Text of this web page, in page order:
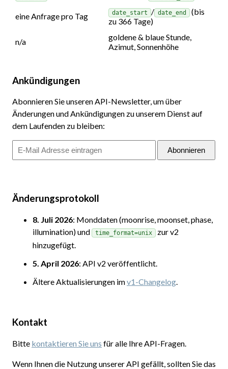
eine Anfrage pro Tag date_start / date_end
(bis
zu 366 Tage)
n/a
goldene & blaue Stunde,
Azimut, Sonnenhöhe
Ankündigungen
Abonnieren Sie unseren API-Newsletter, um über
Änderungen und Ankündigungen zu unserem Dienst auf
dem Laufenden zu bleiben:
Abonnieren
Änderungsprotokoll
8. Juli 2026: Monddaten (moonrise, moonset, phase,
illumination) und
time_format=unix
zur v2
hinzugefügt.
5. April 2026: API v2 veröffentlicht.
Ältere Aktualisierungen imv1-Changelog.
Kontakt
Bitte kontaktieren Sie uns für alle Ihre API-Fragen.
Wenn Ihnen die Nutzung unserer API gefällt, sollten Sie das